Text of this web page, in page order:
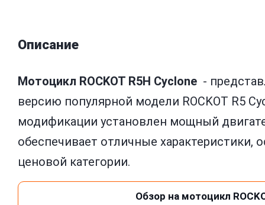
Описание
Мотоцикл ROCKOT R5H Cyclone -
версию популярной модели ROCKOT R5
модификации установлен мощный
обеспечивает отличные характеристики,
ценовой категории.
Обзор на мотоцикл